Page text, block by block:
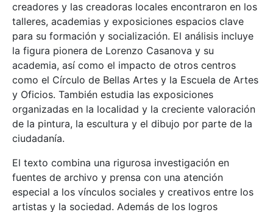
creadores y las creadoras locales encontraron en los
talleres, academias y exposiciones espacios clave
para su formación y socialización. El análisis incluye
la figura pionera de Lorenzo Casanova y su
academia, así como el impacto de otros centros
como el Círculo de Bellas Artes y la Escuela de Artes
y Oficios. También estudia las exposiciones
organizadas en la localidad y la creciente valoración
de la pintura, la escultura y el dibujo por parte de la
ciudadanía.
El texto combina una rigurosa investigación en
fuentes de archivo y prensa con una atención
especial a los vínculos sociales y creativos entre los
artistas y la sociedad. Además de los logros